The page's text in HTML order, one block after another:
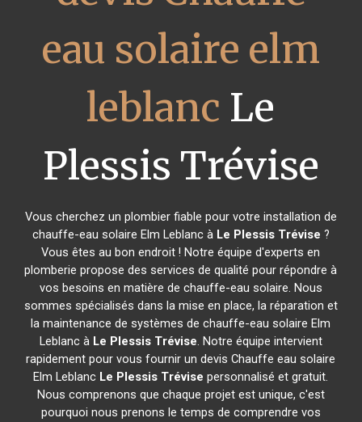
eau solaire elm
leblanc Le
Plessis Trévise
Vous cherchez un plombier fiable pour votre installation de
chauffe-eau solaire Elm Leblanc à Le Plessis Trévise ?
Vous êtes au bon endroit ! Notre équipe d'experts en
plomberie propose des services de qualité pour répondre à
vos besoins en matière de chauffe-eau solaire. Nous
sommes spécialisés dans la mise en place, la réparation et
la maintenance de systèmes de chauffe-eau solaire Elm
Leblanc à Le Plessis Trévise. Notre équipe intervient
rapidement pour vous fournir un devis Chauffe eau solaire
Elm Leblanc Le Plessis Trévise personnalisé et gratuit.
Nous comprenons que chaque projet est unique, c'est
pourquoi nous prenons le temps de comprendre vos